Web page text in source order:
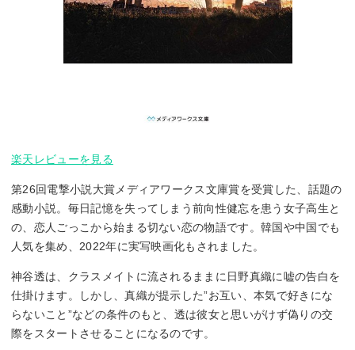
楽天レビューを見る
第26回電撃小説大賞メディアワークス文庫賞を受賞した、話題の
感動小説。毎日記憶を失ってしまう前向性健忘を患う女子高生と
の、恋人ごっこから始まる切ない恋の物語です。韓国や中国でも
人気を集め、2022年に実写映画化もされました。
神谷透は、クラスメイトに流されるままに日野真織に嘘の告白を
仕掛けます。しかし、真織が提示した”お互い、本気で好きにな
らないこと”などの条件のもと、透は彼女と思いがけず偽りの交
際をスタートさせることになるのです。